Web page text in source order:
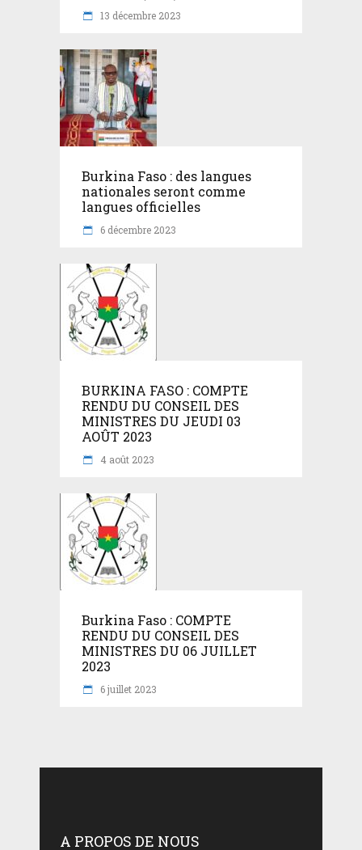
13 décembre 2023
Burkina Faso : des langues
nationales seront comme
langues officielles
6 décembre 2023
BURKINA FASO : COMPTE
RENDU DU CONSEIL DES
MINISTRES DU JEUDI 03
AOÛT 2023
4 août 2023
Burkina Faso : COMPTE
RENDU DU CONSEIL DES
MINISTRES DU 06 JUILLET
2023
6 juillet 2023
A PROPOS DE NOUS